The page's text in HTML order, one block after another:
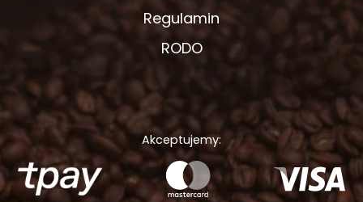
Regulamin
RODO
Akceptujemy: